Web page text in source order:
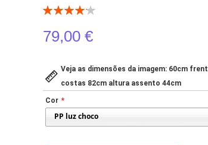
Classificação:
79,00 €
Veja as dimensões da imagem: 60cm
costas 82cm altura assento 44cm
Cor